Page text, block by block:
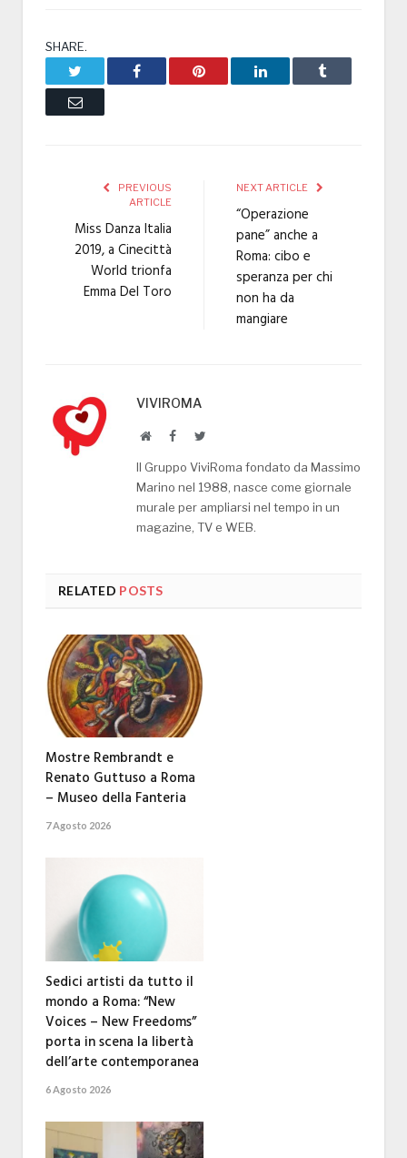
SHARE.
Facebook Pinterest LinkedIn Tumblr
Email
PREVIOUS
ARTICLE
Miss Danza Italia
2019, a Cinecittà
World trionfa
Emma Del Toro
NEXT ARTICLE
“Operazione
pane” anche a
Roma: cibo e
speranza per chi
non ha da
mangiare
VIVIROMA
WebsiteFacebookTwitter
Il Gruppo ViviRoma fondato da Massimo
Marino nel 1988, nasce come giornale
murale per ampliarsi nel tempo in un
magazine, TV e WEB.
RELATED POSTS
Mostre Rembrandt e
Renato Guttuso a Roma
– Museo della Fanteria
7 Agosto 2026
Sedici artisti da tutto il
mondo a Roma: “New
Voices – New Freedoms”
porta in scena la libertà
dell’arte contemporanea
6 Agosto 2026